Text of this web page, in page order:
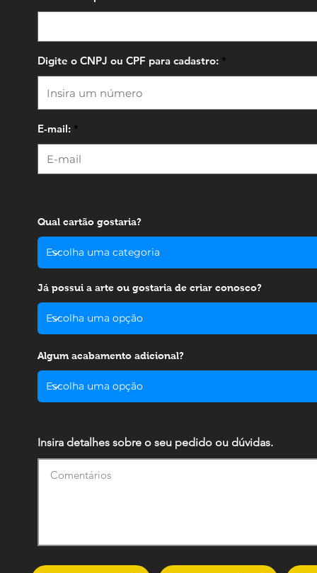
Digite o CNPJ ou CPF para cadastro:
E-mail:
Qual cartão gostaria?
Já possui a arte ou gostaria de criar conosco?
Algum acabamento adicional?
Insira detalhes sobre o seu pedido ou dúvidas.